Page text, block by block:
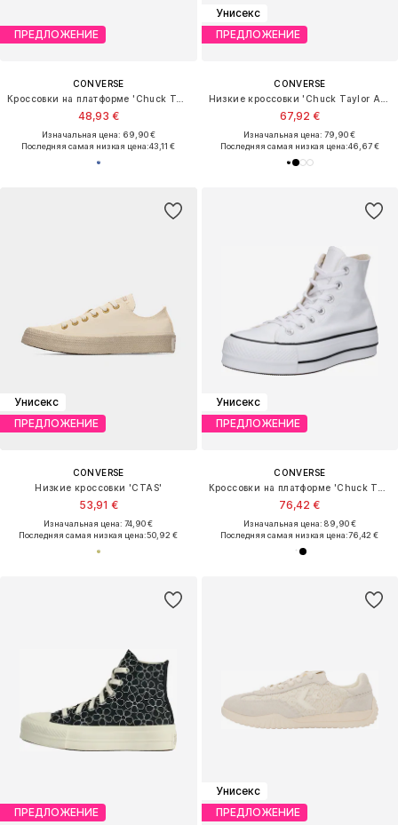
ПРЕДЛОЖЕНИЕ
CONVERSE
48,93 €
Изначальная цена: 69,90 €
Последняя самая низкая цена:43,11 €
Унисекс
ПРЕДЛОЖЕНИЕ
CONVERSE
67,92 €
Изначальная цена: 79,90 €
Последняя самая низкая цена:46,67 €
Унисекс
ПРЕДЛОЖЕНИЕ
CONVERSE
Низкие кроссовки 'CTAS'
53,91 €
Изначальная цена: 74,90 €
Последняя самая низкая цена:50,92 €
Унисекс
ПРЕДЛОЖЕНИЕ
CONVERSE
76,42 €
Изначальная цена: 89,90 €
Последняя самая низкая цена:76,42 €
ПРЕДЛОЖЕНИЕ
Унисекс
ПРЕДЛОЖЕНИЕ